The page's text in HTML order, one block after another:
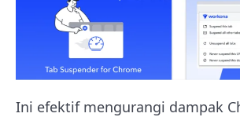
Ini efektif mengurangi dampak